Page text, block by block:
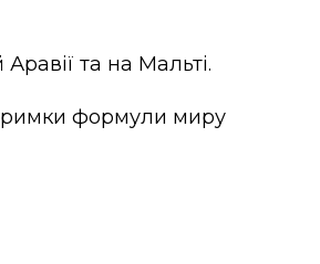
Аравії та на Мальті.
формули миру